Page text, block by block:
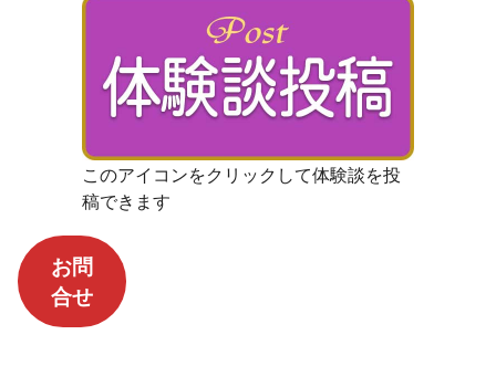
このアイコンをクリックして体験談を投
稿できます
お問
合せ